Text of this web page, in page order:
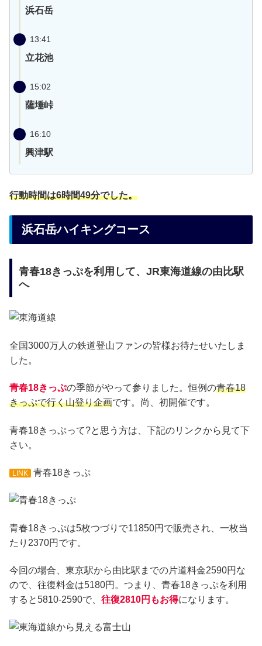
浜石岳
13:41
立花池
15:02
薩埵峠
16:10
興津駅
行動時間は6時間49分でした。
浜石岳ハイキングコース
青春18きっぷを利用して、JR東海道線の由比駅
へ
全国3000万人の鉄道登山ファンの皆様お待たせいたしま
した。
青春18きっぷの季節がやって参りました。恒例の青春18
きっぷで行く山登り企画です。尚、初開催です。
青春18きっぷって?と思う方は、下記のリンクから見て下
さい。
LINK 青春18きっぷ
青春18きっぷは5枚つづりで11850円で販売され、一枚当
たり2370円です。
今回の場合、東京駅から由比駅までの片道料金2590円な
ので、往復料金は5180円。つまり、青春18きっぷを利用
すると5810-2590で、 往復2810円もお得になります。